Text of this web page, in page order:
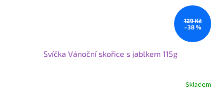
129 Kč
–38 %
Svíčka Vánoční skořice s jablkem 115g
Skladem